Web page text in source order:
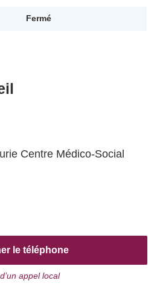
Fermé
Centre Médico-Social
le téléphone
appel local